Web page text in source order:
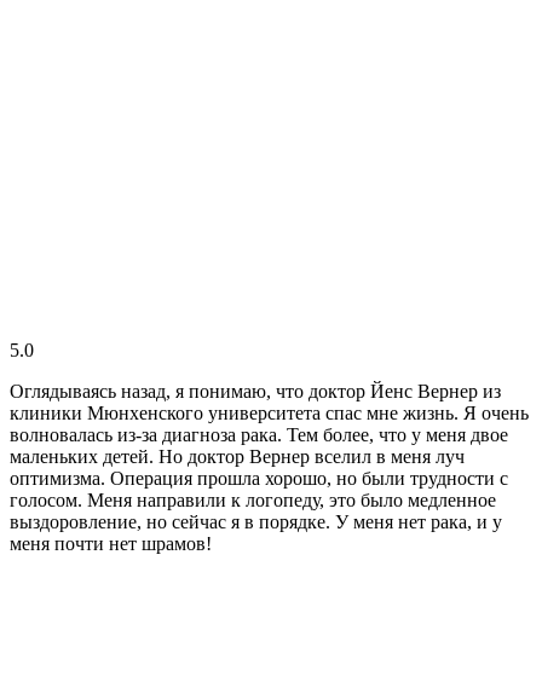
5.0
Оглядываясь назад, я понимаю, что доктор Йенс Вернер из
клиники Мюнхенского университета спас мне жизнь. Я очень
волновалась из-за диагноза рака. Тем более, что у меня двое
маленьких детей. Но доктор Вернер вселил в меня луч
оптимизма. Операция прошла хорошо, но были трудности с
голосом. Меня направили к логопеду, это было медленное
выздоровление, но сейчас я в порядке. У меня нет рака, и у
меня почти нет шрамов!